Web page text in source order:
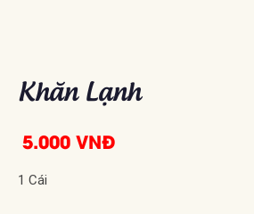
Khăn Lạnh
5.000 VNĐ
1 Cái